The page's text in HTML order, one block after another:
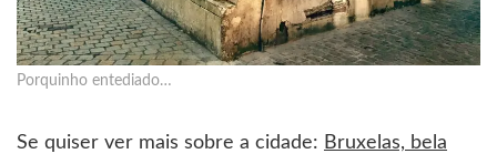
Porquinho entediado…
Se quiser ver mais sobre a cidade: Bruxelas, bela